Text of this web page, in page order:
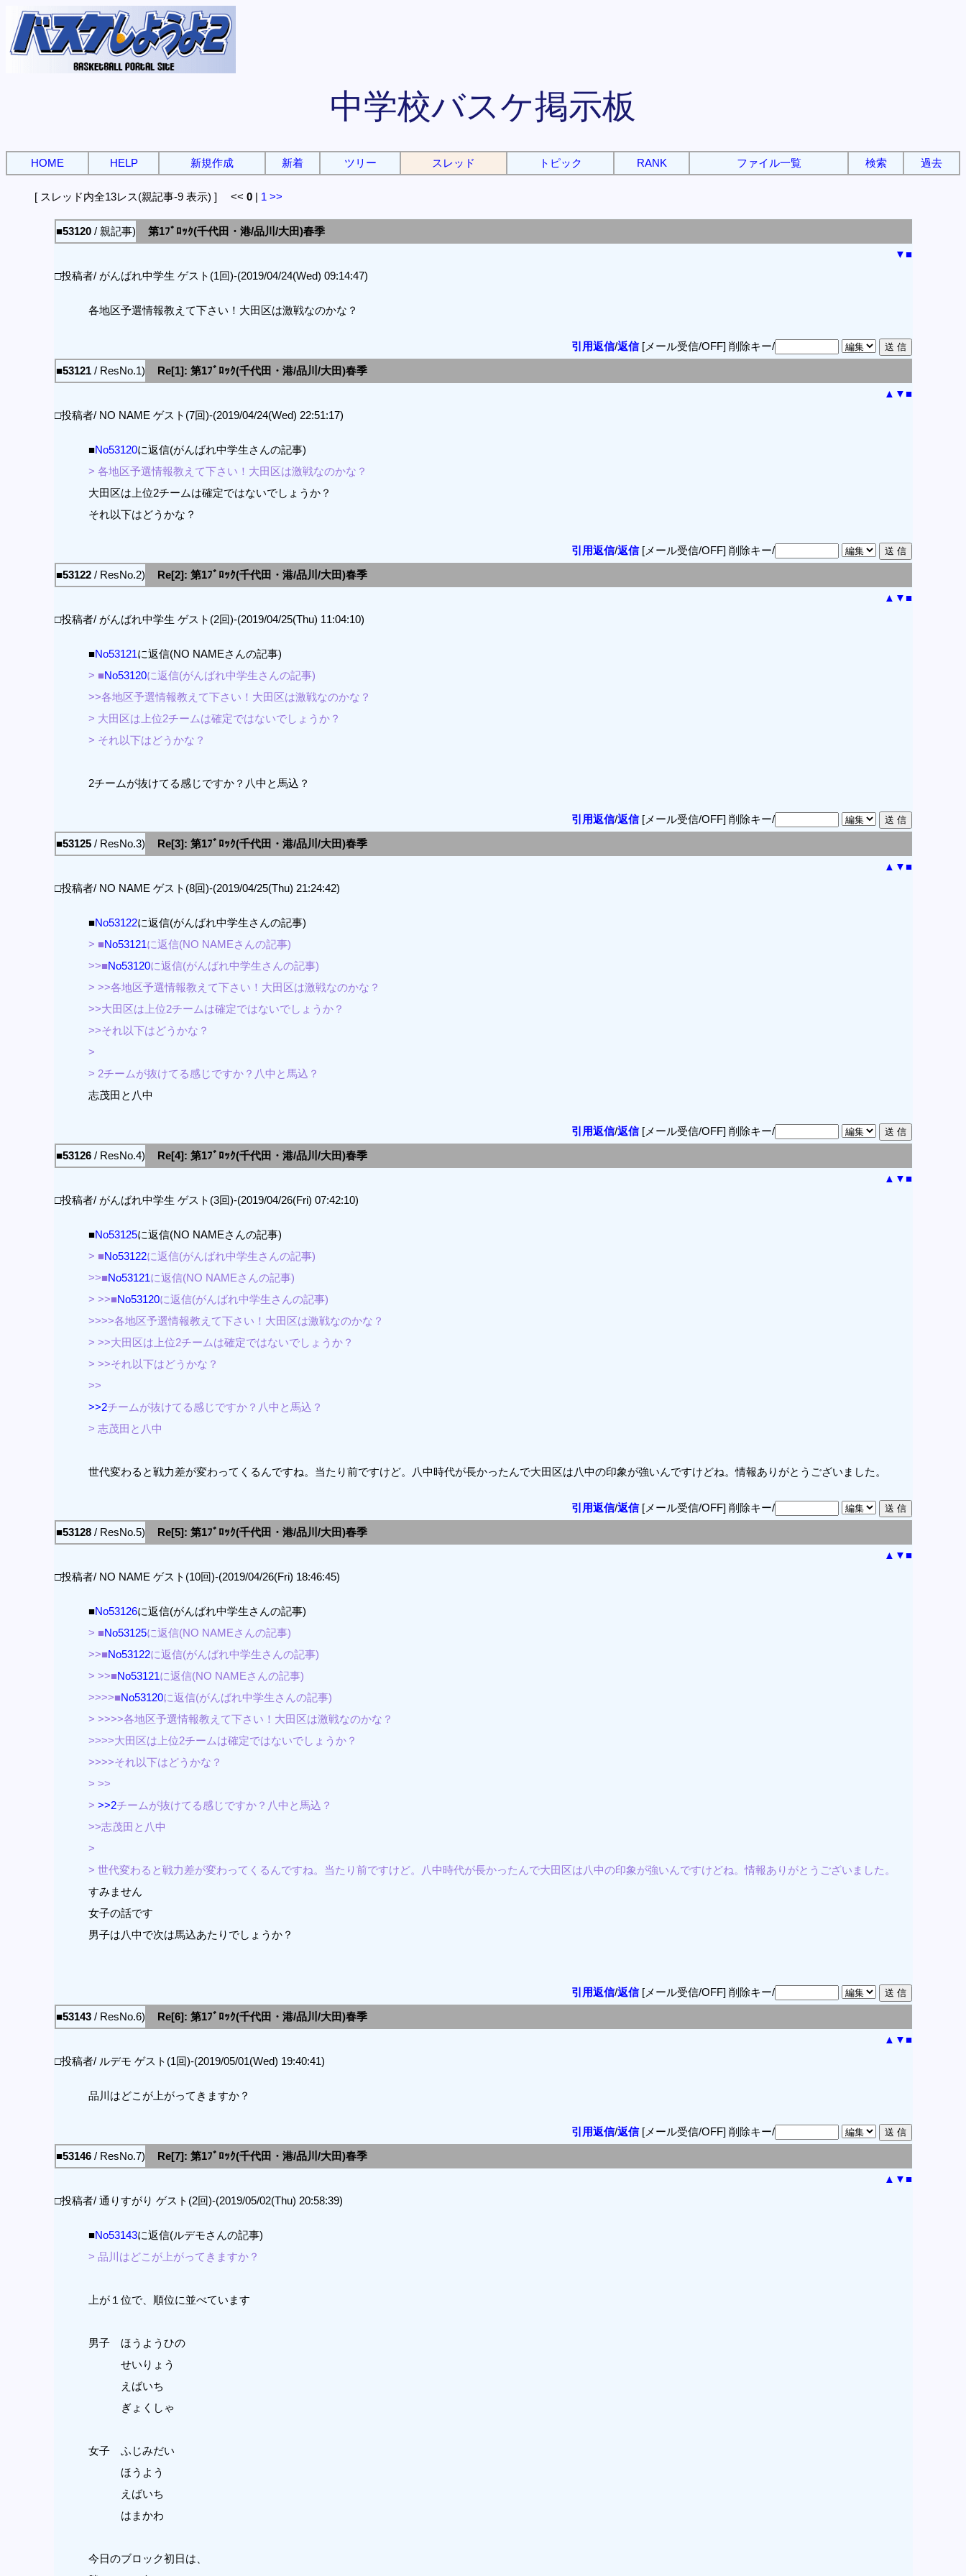
中学校バスケ掲示板
HOME HELP 新規作成 新着 ツリー スレッド トピック RANK ファイル一覧 検索 過去
[ スレッド内全13レス(親記事-9 表示) ] << 0 | 1 >>
■53120/ 親記事)
第1ﾌﾞﾛｯｸ(千代田・港/品川/大田)春季
▼■
□投稿者/ がんばれ中学生 ゲスト(1回)-(2019/04/24(Wed) 09:14:47)
各地区予選情報教えて下さい！大田区は激戦なのかな？
引用返信/返信[メール受信/OFF] 削除キー/
■53121/ ResNo.1)
Re[1]: 第1ﾌﾞﾛｯｸ(千代田・港/品川/大田)春季
▲ ▼■
□投稿者/ NO NAME ゲスト(7回)-(2019/04/24(Wed) 22:51:17)
■No53120に返信(がんばれ中学生さんの記事)
> 各地区予選情報教えて下さい！大田区は激戦なのかな？
大田区は上位2チームは確定ではないでしょうか？
それ以下はどうかな？
引用返信/返信[メール受信/OFF] 削除キー/
■53122/ ResNo.2)
Re[2]: 第1ﾌﾞﾛｯｸ(千代田・港/品川/大田)春季
▲ ▼■
□投稿者/ がんばれ中学生 ゲスト(2回)-(2019/04/25(Thu) 11:04:10)
■No53121に返信(NO NAMEさんの記事)
> ■No53120に返信(がんばれ中学生さんの記事)
>>各地区予選情報教えて下さい！大田区は激戦なのかな？
> 大田区は上位2チームは確定ではないでしょうか？
> それ以下はどうかな？
2チームが抜けてる感じですか？八中と馬込？
引用返信/返信[メール受信/OFF] 削除キー/
■53125/ ResNo.3)
Re[3]: 第1ﾌﾞﾛｯｸ(千代田・港/品川/大田)春季
▲ ▼■
□投稿者/ NO NAME ゲスト(8回)-(2019/04/25(Thu) 21:24:42)
■No53122に返信(がんばれ中学生さんの記事)
> ■No53121に返信(NO NAMEさんの記事)
>>■No53120に返信(がんばれ中学生さんの記事)
> >>各地区予選情報教えて下さい！大田区は激戦なのかな？
>>大田区は上位2チームは確定ではないでしょうか？
>>それ以下はどうかな？
>
> 2チームが抜けてる感じですか？八中と馬込？
志茂田と八中
引用返信/返信[メール受信/OFF] 削除キー/
■53126/ ResNo.4)
Re[4]: 第1ﾌﾞﾛｯｸ(千代田・港/品川/大田)春季
▲ ▼■
□投稿者/ がんばれ中学生 ゲスト(3回)-(2019/04/26(Fri) 07:42:10)
■No53125に返信(NO NAMEさんの記事)
> ■No53122に返信(がんばれ中学生さんの記事)
>>■No53121に返信(NO NAMEさんの記事)
> >>■No53120に返信(がんばれ中学生さんの記事)
>>>>各地区予選情報教えて下さい！大田区は激戦なのかな？
> >>大田区は上位2チームは確定ではないでしょうか？
> >>それ以下はどうかな？
>>
>>2チームが抜けてる感じですか？八中と馬込？
> 志茂田と八中
世代変わると戦力差が変わってくるんですね。当たり前ですけど。八中時代が長かったんで大田区は八中の印象が強いんですけどね。情報ありがとうございました。
引用返信/返信[メール受信/OFF] 削除キー/
■53128/ ResNo.5)
Re[5]: 第1ﾌﾞﾛｯｸ(千代田・港/品川/大田)春季
▲ ▼■
□投稿者/ NO NAME ゲスト(10回)-(2019/04/26(Fri) 18:46:45)
■No53126に返信(がんばれ中学生さんの記事)
> ■No53125に返信(NO NAMEさんの記事)
>>■No53122に返信(がんばれ中学生さんの記事)
> >>■No53121に返信(NO NAMEさんの記事)
>>>>■No53120に返信(がんばれ中学生さんの記事)
> >>>>各地区予選情報教えて下さい！大田区は激戦なのかな？
>>>>大田区は上位2チームは確定ではないでしょうか？
>>>>それ以下はどうかな？
> >>
> >>2チームが抜けてる感じですか？八中と馬込？
>>志茂田と八中
>
> 世代変わると戦力差が変わってくるんですね。当たり前ですけど。八中時代が長かったんで大田区は八中の印象が強いんですけどね。情報ありがとうございました。
すみません
女子の話です
男子は八中で次は馬込あたりでしょうか？
引用返信/返信[メール受信/OFF] 削除キー/
■53143/ ResNo.6)
Re[6]: 第1ﾌﾞﾛｯｸ(千代田・港/品川/大田)春季
▲ ▼■
□投稿者/ ルデモ ゲスト(1回)-(2019/05/01(Wed) 19:40:41)
品川はどこが上がってきますか？
引用返信/返信[メール受信/OFF] 削除キー/
■53146/ ResNo.7)
Re[7]: 第1ﾌﾞﾛｯｸ(千代田・港/品川/大田)春季
▲ ▼■
□投稿者/ 通りすがり ゲスト(2回)-(2019/05/02(Thu) 20:58:39)
■No53143に返信(ルデモさんの記事)
> 品川はどこが上がってきますか？
上が１位で、順位に並べています
男子 ほうようひの
せいりょう
えばいち
ぎょくしゃ
女子 ふじみだい
ほうよう
えばいち
はまかわ
今日のブロック初日は、